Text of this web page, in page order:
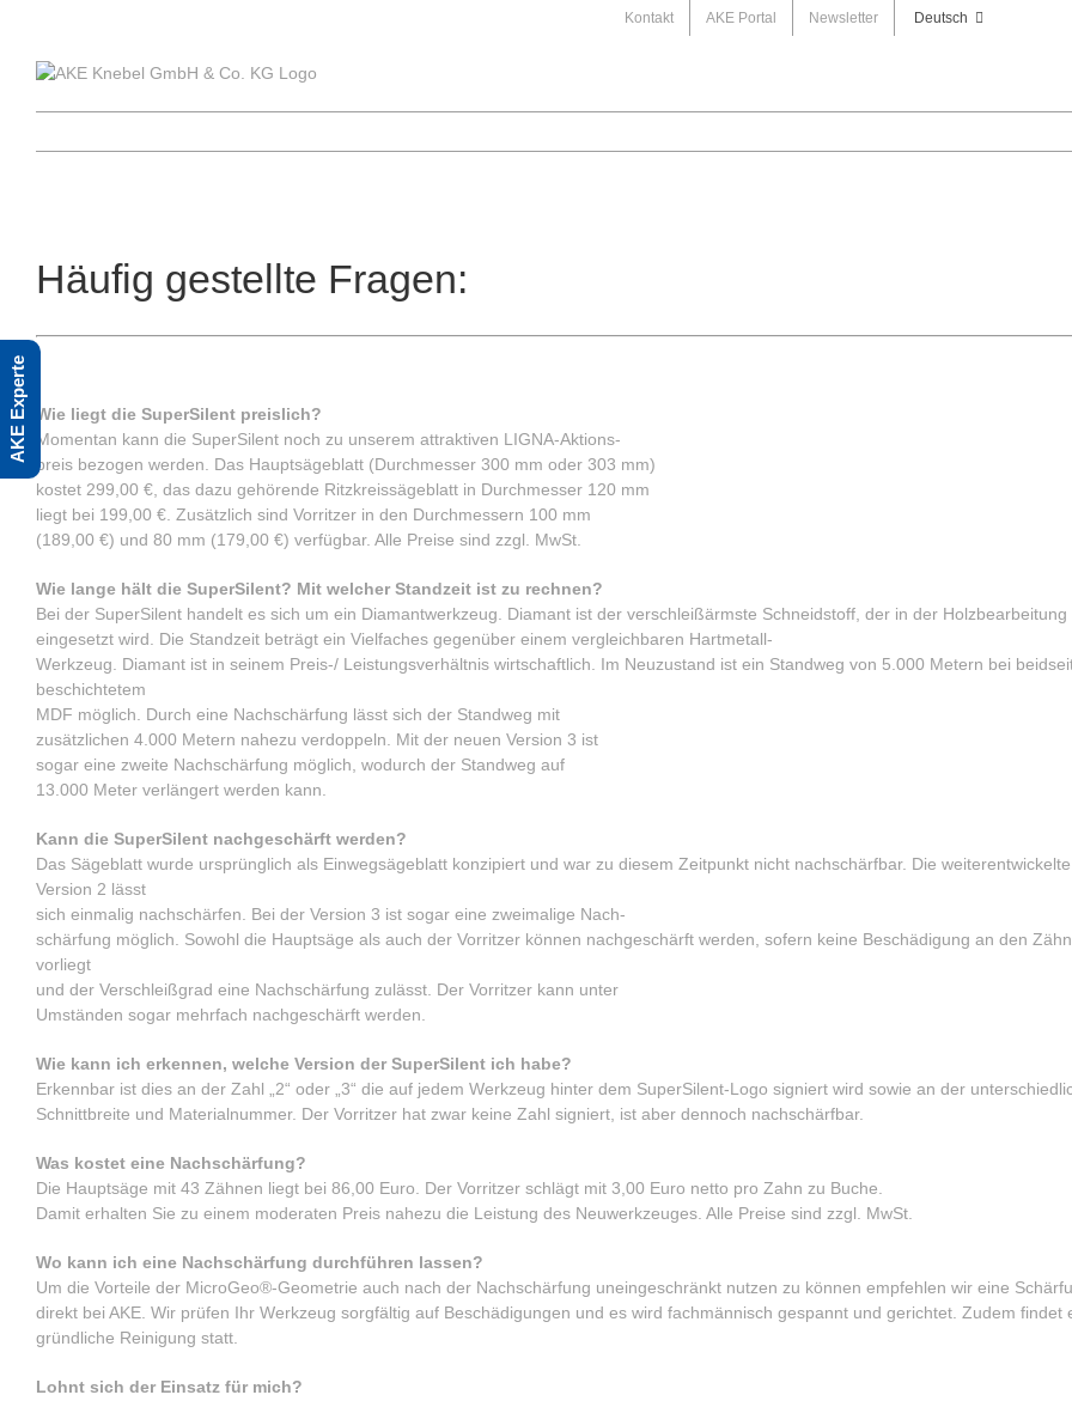
content
Kontakt AKE Portal Newsletter Deutsch
Häufig gestellte Fragen:
Wie liegt die SuperSilent preislich?
Momentan kann die SuperSilent noch zu unserem attraktiven LIGNA-Aktions-
preis bezogen werden. Das Hauptsägeblatt (Durchmesser 300 mm oder 303 mm)
kostet 299,00 €, das dazu gehörende Ritzkreissägeblatt in Durchmesser 120 mm
liegt bei 199,00 €. Zusätzlich sind Vorritzer in den Durchmessern 100 mm
(189,00 €) und 80 mm (179,00 €) verfügbar. Alle Preise sind zzgl. MwSt.
Wie lange hält die SuperSilent? Mit welcher Standzeit ist zu rechnen?
Bei der SuperSilent handelt es sich um ein Diamantwerkzeug. Diamant ist der verschleißärmste Schneidstoff, der in der Holzbearbeitung
eingesetzt wird. Die Standzeit beträgt ein Vielfaches gegenüber einem vergleichbaren Hartmetall-
Werkzeug. Diamant ist in seinem Preis-/ Leistungsverhältnis wirtschaftlich. Im Neuzustand ist ein Standweg von 5.000 Metern bei
beschichtetem
MDF möglich. Durch eine Nachschärfung lässt sich der Standweg mit
zusätzlichen 4.000 Metern nahezu verdoppeln. Mit der neuen Version 3 ist
sogar eine zweite Nachschärfung möglich, wodurch der Standweg auf
13.000 Meter verlängert werden kann.
Kann die SuperSilent nachgeschärft werden?
Das Sägeblatt wurde ursprünglich als Einwegsägeblatt konzipiert und war zu diesem Zeitpunkt nicht nachschärfbar. Die weiterentwickelte
Version 2 lässt
sich einmalig nachschärfen. Bei der Version 3 ist sogar eine zweimalige Nach-
schärfung möglich. Sowohl die Hauptsäge als auch der Vorritzer können nachgeschärft werden, sofern keine Beschädigung an den
vorliegt
und der Verschleißgrad eine Nachschärfung zulässt. Der Vorritzer kann unter
Umständen sogar mehrfach nachgeschärft werden.
Wie kann ich erkennen, welche Version der SuperSilent ich habe?
Erkennbar ist dies an der Zahl „2“ oder „3“ die auf jedem Werkzeug hinter dem SuperSilent-Logo signiert wird sowie an der
Schnittbreite und Materialnummer. Der Vorritzer hat zwar keine Zahl signiert, ist aber dennoch nachschärfbar.
Was kostet eine Nachschärfung?
Die Hauptsäge mit 43 Zähnen liegt bei 86,00 Euro. Der Vorritzer schlägt mit 3,00 Euro netto pro Zahn zu Buche.
Damit erhalten Sie zu einem moderaten Preis nahezu die Leistung des Neuwerkzeuges. Alle Preise sind zzgl. MwSt.
Wo kann ich eine Nachschärfung durchführen lassen?
Um die Vorteile der MicroGeo®-Geometrie auch nach der Nachschärfung uneingeschränkt nutzen zu können empfehlen wir eine
direkt bei AKE. Wir prüfen Ihr Werkzeug sorgfältig auf Beschädigungen und es wird fachmännisch gespannt und gerichtet. Zudem findet
gründliche Reinigung statt.
Lohnt sich der Einsatz für mich?
AKE Experte